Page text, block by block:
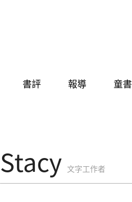
書評 報導 童書
Stacy 文字工作者